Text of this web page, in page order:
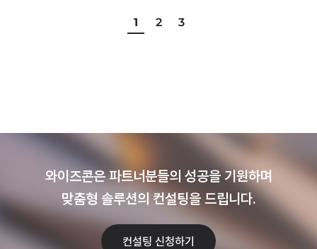
1 2 3
와이즈콘은 파트너분들의 성공을 기원하며
맞춤형 솔루션의 컨설팅을 드립니다.
컨설팅 신청하기